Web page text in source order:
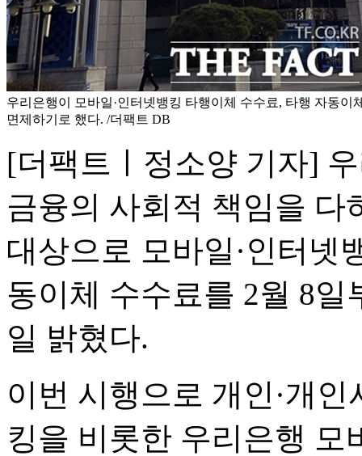
우리은행이 모바일·인터넷뱅킹 타행이체 수수료, 타행 자동이
면제하기로 했다. /더팩트 DB
[더팩트ㅣ정소양 기자]
금융의 사회적 책임을 다
대상으로 모바일·인터넷
동이체 수수료를 2월 8
일 밝혔다.
이번 시행으로 개인·개
킹을 비롯한 우리은행 모